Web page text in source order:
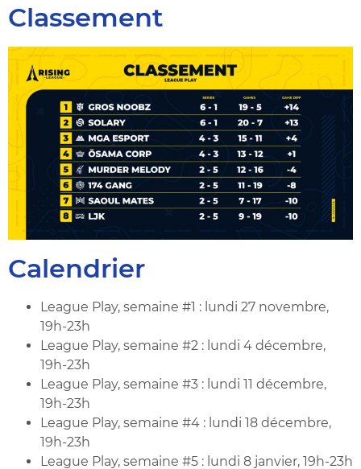
Classement
Calendrier
League Play, semaine #1 : lundi 27 novembre,
19h-23h
League Play, semaine #2 : lundi 4 décembre,
19h-23h
League Play, semaine #3 : lundi 11 décembre,
19h-23h
League Play, semaine #4 : lundi 18 décembre,
19h-23h
League Play, semaine #5 : lundi 8 janvier, 19h-23h